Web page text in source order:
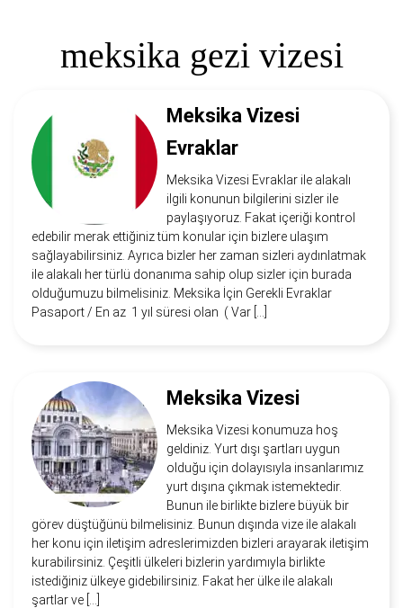
meksika gezi vizesi
Meksika Vizesi
Evraklar
Meksika Vizesi Evraklar ile alakalı
ilgili konunun bilgilerini sizler ile
paylaşıyoruz. Fakat içeriği kontrol
edebilir merak ettiğiniz tüm konular için bizlere ulaşım
sağlayabilirsiniz. Ayrıca bizler her zaman sizleri aydınlatmak
ile alakalı her türlü donanıma sahip olup sizler için burada
olduğumuzu bilmelisiniz. Meksika İçin Gerekli Evraklar
Pasaport / En az 1 yıl süresi olan ( Var […]
Meksika Vizesi
Meksika Vizesi konumuza hoş
geldiniz. Yurt dışı şartları uygun
olduğu için dolayısıyla insanlarımız
yurt dışına çıkmak istemektedir.
Bunun ile birlikte bizlere büyük bir
görev düştüğünü bilmelisiniz. Bunun dışında vize ile alakalı
her konu için iletişim adreslerimizden bizleri arayarak iletişim
kurabilirsiniz. Çeşitli ülkeleri bizlerin yardımıyla birlikte
istediğiniz ülkeye gidebilirsiniz. Fakat her ülke ile alakalı
şartlar ve […]